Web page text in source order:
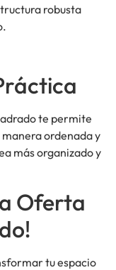
robusta
te permite
ordenada y
más organizado y
Oferta
tu espacio